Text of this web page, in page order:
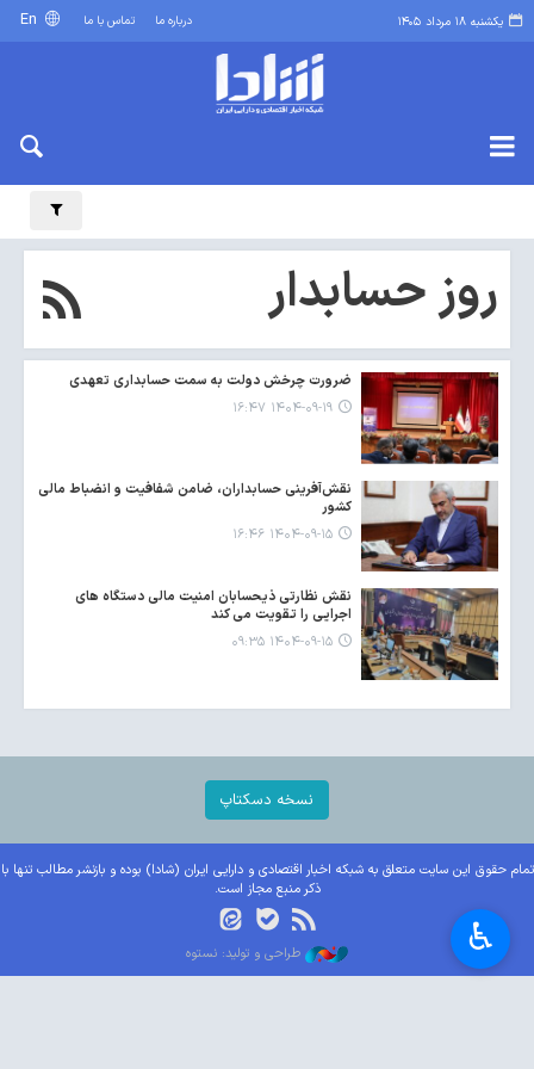
یکشنبه ۱۸ مرداد ۱۴۰۵ درباره ما تماس با ما
روز حسابدار
ضرورت چرخش دولت به سمت حسابداری تعهدی
۱۴۰۴-۰۹-۱۹ ۱۶:۴۷
نقش‌آفرینی حسابداران، ضامن شفافیت و انضباط مالی
کشور
۱۴۰۴-۰۹-۱۵ ۱۶:۴۶
نقش نظارتی ذیحسابان امنیت مالی دستگاه های
اجرایی را تقویت می کند
۱۴۰۴-۰۹-۱۵ ۰۹:۳۵
نسخه دسکتاپ
تمام حقوق این سایت متعلق به شبکه اخبار اقتصادی و دارایی ایران (شادا) بوده و بازنشر مطالب تنها با
ذکر منبع مجاز است.
طراحی و تولید: نستوه ♿︎